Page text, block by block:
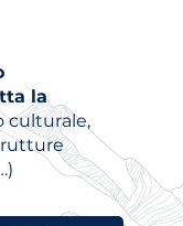
la
culturale,